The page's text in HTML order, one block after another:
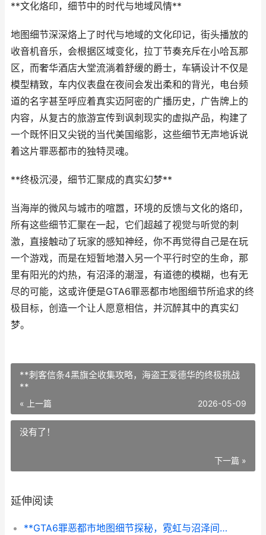
**文化烙印，细节中的时代与地域风情**
地图细节深深烙上了时代与地域的文化印记，街头播放的
收音机音乐，会根据区域变化，拉丁节奏充斥在小哈瓦那
区，而奢华酒店大堂流淌着舒缓的爵士，车辆设计不仅是
模型精致，车内仪表盘在夜间会发出柔和的背光，电台频
道的名字甚至呼应着真实迈阿密的广播历史，广告牌上的
内容，从复古的旅游宣传到讽刺现实的虚拟产品，构建了
一个既怀旧又尖锐的当代美国缩影，这些细节无声地诉说
着这片罪恶都市的独特灵魂。
**终极沉浸，细节汇聚成的真实幻梦**
当海岸的微风与城市的喧嚣，环境的反馈与文化的烙印，
所有这些细节汇聚在一起，它们超越了视觉与听觉的刺
激，直接触动了玩家的感知神经，你不再觉得自己是在玩
一个游戏，而是在短暂地潜入另一个平行时空的生命，那
里有阳光的灼热，有沼泽的潮湿，有道德的模糊，也有无
尽的可能，这或许便是GTA6罪恶都市地图细节所追求的终
极目标，创造一个让人愿意相信，并沉醉其中的真实幻
梦。
**刺客信条4黑旗全收集攻略，海盗王爱德华的终极挑战
**
« 上一篇 2026-05-09
没有了！
下一篇 »
延伸阅读
**GTA6罪恶都市地图细节探秘，霓虹与沼泽间的罪恶天堂**